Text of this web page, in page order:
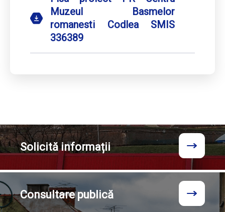
Muzeul Basmelor
romanesti Codlea SMIS
336389
Solicităinformații
Consultarepublică